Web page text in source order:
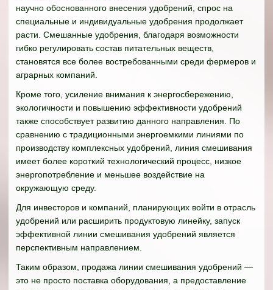
научно обоснованного внесения удобрений, спрос на
специальные и индивидуальные удобрения продолжает
расти. Смешанные удобрения, благодаря возможности
гибко регулировать состав питательных веществ,
становятся все более востребованными среди фермеров и
аграрных компаний.
Кроме того, усиление внимания к энергосбережению,
экологичности и повышению эффективности удобрений
также способствует развитию данного направления. По
сравнению с традиционными энергоемкими линиями по
производству комплексных удобрений, линия смешивания
имеет более короткий технологический процесс, низкое
энергопотребление и меньшее воздействие на
окружающую среду.
Для инвесторов и компаний, планирующих войти в отрасль
удобрений или расширить продуктовую линейку, запуск
эффективной линии смешивания удобрений является
перспективным направлением.
Таким образом, продажа линии смешивания удобрений —
это не просто поставка оборудования, а предоставление